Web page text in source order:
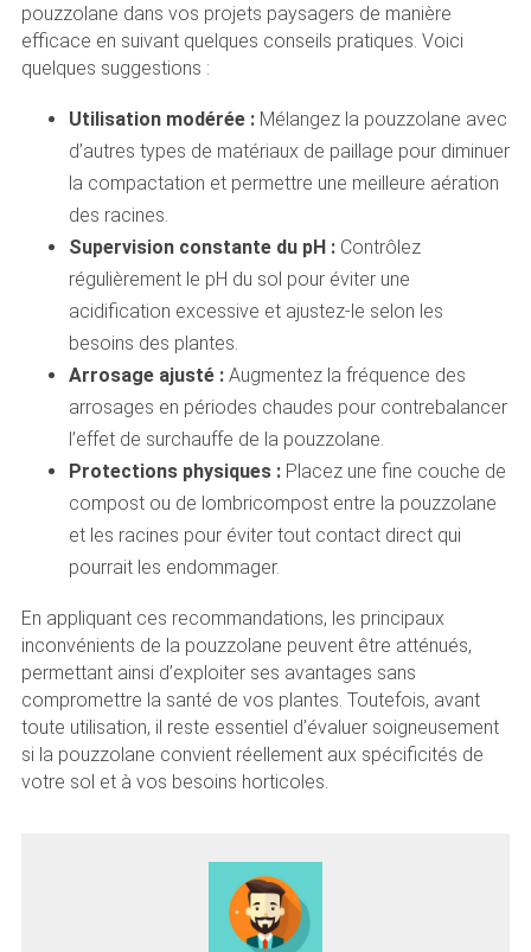
pouzzolane dans vos projets paysagers de manière
efficace en suivant quelques conseils pratiques. Voici
quelques suggestions :
Utilisation modérée :Mélangez la pouzzolane avec
d’autres types de matériaux de paillage pour diminuer
la compactation et permettre une meilleure aération
des racines.
Supervision constante du pH :Contrôlez
régulièrement le pH du sol pour éviter une
acidification excessive et ajustez-le selon les
besoins des plantes.
Arrosage ajusté :Augmentez la fréquence des
arrosages en périodes chaudes pour contrebalancer
l’effet de surchauffe de la pouzzolane.
Protections physiques :Placez une fine couche de
compost ou de lombricompost entre la pouzzolane
et les racines pour éviter tout contact direct qui
pourrait les endommager.
En appliquant ces recommandations, les principaux
inconvénients de la pouzzolane peuvent être atténués,
permettant ainsi d’exploiter ses avantages sans
compromettre la santé de vos plantes. Toutefois, avant
toute utilisation, il reste essentiel d’évaluer soigneusement
si la pouzzolane convient réellement aux spécificités de
votre sol et à vos besoins horticoles.